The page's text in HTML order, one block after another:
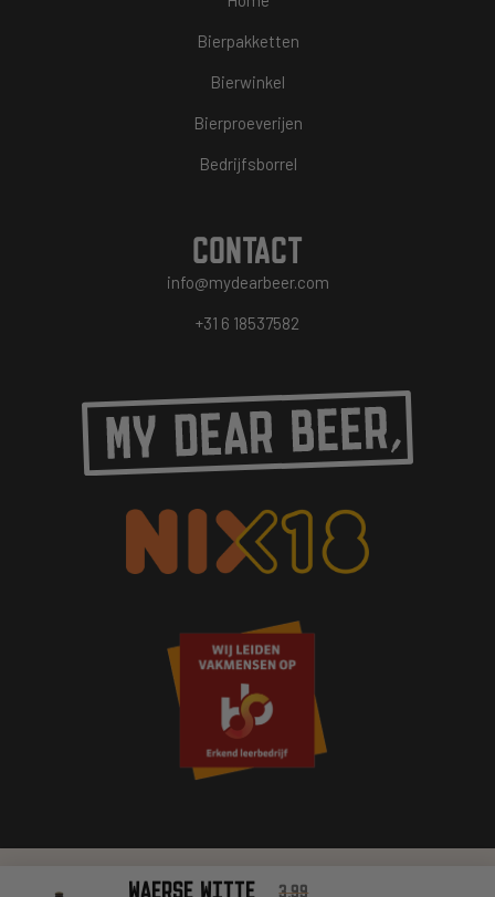
Bierpakketten
Bierwinkel
Bierproeverijen
Bedrijfsborrel
CONTACT
info@mydearbeer.com
+31 6 18537582
WAERSE WITTE 3,99